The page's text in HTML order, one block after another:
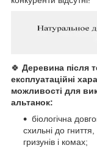
🍀 Деревина після
експлуатаційні
можливості для
альтанок:
біологічна
схильні до гниття,
гризунів і комах;